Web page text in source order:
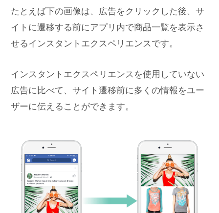
たとえば下の画像は、広告をクリックした後、サ
イトに遷移する前にアプリ内で商品一覧を表示さ
せるインスタントエクスペリエンスです。
インスタントエクスペリエンスを使用していない
広告に比べて、サイト遷移前に多くの情報をユー
ザーに伝えることができます。